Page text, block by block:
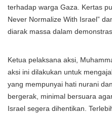
terhadap warga Gaza. Kertas
Never Normalize With Israel”
diarak massa dalam
Ketua pelaksana aksi,
aksi ini dilakukan untuk
yang mempunyai hati nurani
bergerak, minimal bersuara
Israel segera dihentikan.